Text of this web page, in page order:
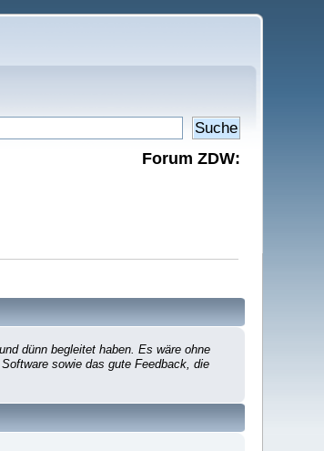
Forum ZDW:
dünn begleitet haben. Es wäre ohne
sowie das gute Feedback, die